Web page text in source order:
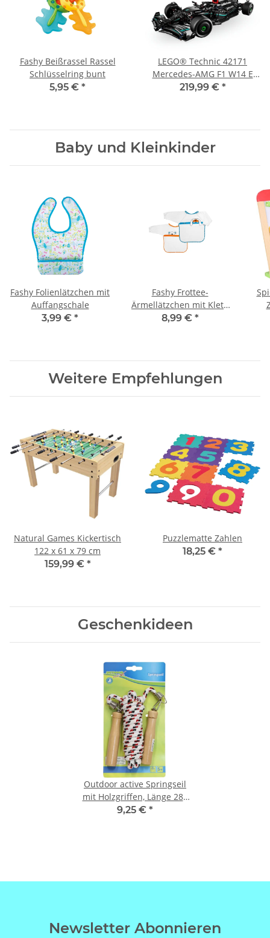
Fashy Beißrassel Rassel
Schlüsselring bunt
5,95 € *
LEGO® Technic 42171
Mercedes-AMG F1 W14 E
Performance
219,99 € *
Baby und Kleinkinder
Fashy Folienlätzchen mit
Auffangschale
3,99 € *
Fashy Frottee-
Ärmellätzchen mit Klett,
weiß (2er Pack)
8,99 € *
Weitere Empfehlungen
Natural Games Kickertisch
122 x 61 x 79 cm
159,99 € *
Puzzlematte Zahlen
18,25 € *
Geschenkideen
Outdoor active Springseil
mit Holzgriffen, Länge 280
cm
9,25 € *
Newsletter Abonnieren